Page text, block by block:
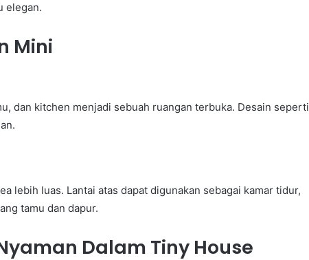
elegan.
Mini
dan kitchen menjadi sebuah ruangan terbuka. Desain seperti
lebih luas. Lantai atas dapat digunakan sebagai kamar tidur,
tamu dan dapur.
Dalam Tiny House